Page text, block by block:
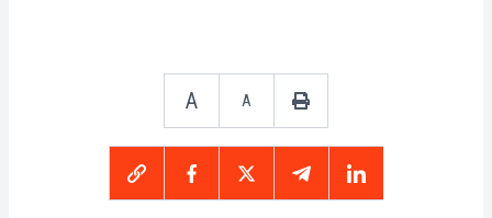
A A